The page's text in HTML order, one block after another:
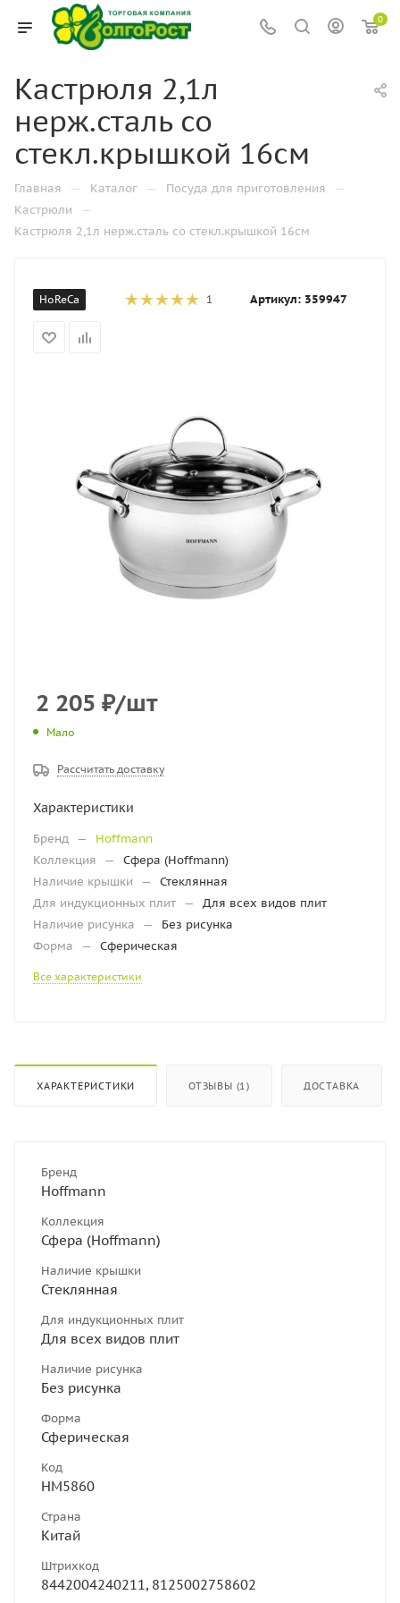
0
Кастрюля 2,1л
нерж.сталь со
стекл.крышкой 16см
Главная — Каталог — Посуда для приготовления —
Кастрюли —
Кастрюля 2,1л нерж.сталь со стекл.крышкой 16см
HoReCa 1 Артикул: 359947
2 205 ₽/шт
Мало
Рассчитать доставку
Характеристики
Бренд —
Hoffmann
Коллекция
—
Сфера (Hoffmann)
Наличие крышки
—
Стеклянная
Для индукционных плит —
Для всех видов плит
Наличие рисунка
—
Без рисунка
Форма
— Сферическая
Все характеристики
ХАРАКТЕРИСТИКИ ОТЗЫВЫ (1) ДОСТАВКА
Бренд
Hoffmann
Коллекция
Сфера (Hoffmann)
Наличие крышки
Стеклянная
Для индукционных плит
Для всех видов плит
Наличие рисунка
Без рисунка
Форма
Сферическая
Код
НМ5860
Страна
Китай
Штрихкод
8442004240211, 8125002758602